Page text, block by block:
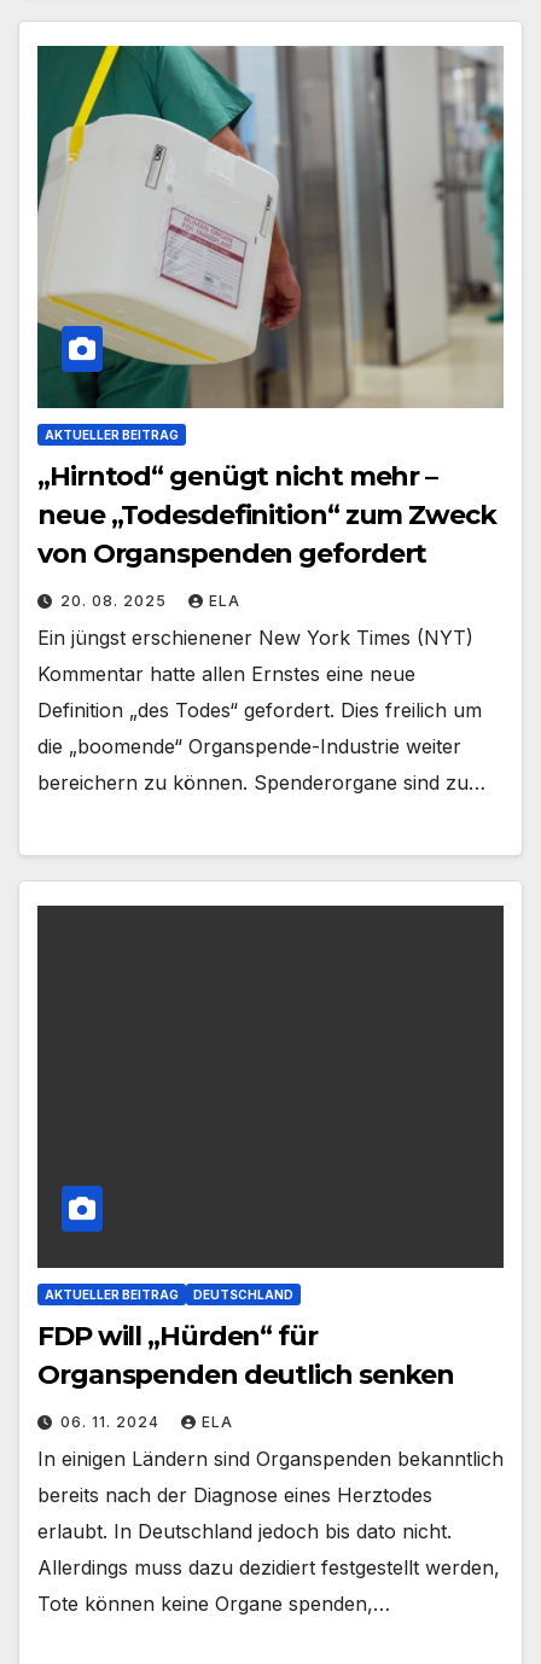
AKTUELLER BEITRAG
„Hirntod“ genügt nicht mehr –
neue „Todesdefinition“ zum Zweck
von Organspenden gefordert
20. 08. 2025 ELA
Ein jüngst erschienener New York Times (NYT)
Kommentar hatte allen Ernstes eine neue
Definition „des Todes“ gefordert. Dies freilich um
die „boomende“ Organspende-Industrie weiter
bereichern zu können. Spenderorgane sind zu…
AKTUELLER BEITRAG DEUTSCHLAND
FDP will „Hürden“ für
Organspenden deutlich senken
06. 11. 2024 ELA
In einigen Ländern sind Organspenden bekanntlich
bereits nach der Diagnose eines Herztodes
erlaubt. In Deutschland jedoch bis dato nicht.
Allerdings muss dazu dezidiert festgestellt werden,
Tote können keine Organe spenden,…